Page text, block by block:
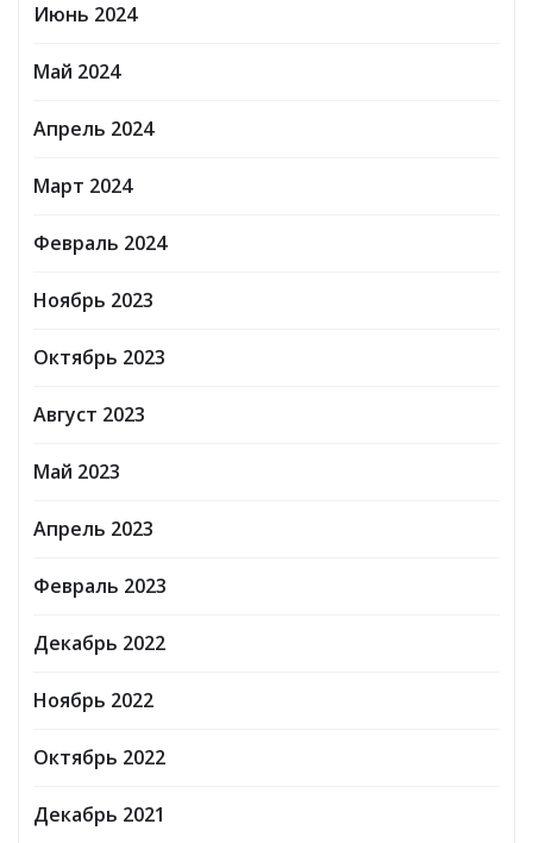
Июнь 2024
Май 2024
Апрель 2024
Март 2024
Февраль 2024
Ноябрь 2023
Октябрь 2023
Август 2023
Май 2023
Апрель 2023
Февраль 2023
Декабрь 2022
Ноябрь 2022
Октябрь 2022
Декабрь 2021